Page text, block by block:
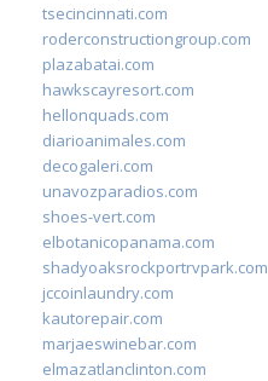
tsecincinnati.com
roderconstructiongroup.com
plazabatai.com
hawkscayresort.com
hellonquads.com
diarioanimales.com
decogaleri.com
unavozparadios.com
shoes-vert.com
elbotanicopanama.com
shadyoaksrockportrvpark.com
jccoinlaundry.com
kautorepair.com
marjaeswinebar.com
elmazatlanclinton.com